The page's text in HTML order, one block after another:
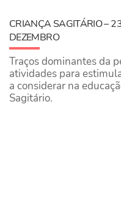
CRIANÇA SAGITÁRIO –
DEZEMBRO
Traços dominantes da
atividades para
a considerar na
Sagitário.